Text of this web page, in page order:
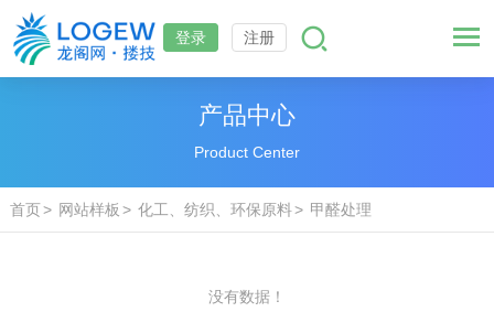
登录 注册
产品中心
Product Center
首页 网站样板 化工、纺织、环保原料 甲醛处理
没有数据！